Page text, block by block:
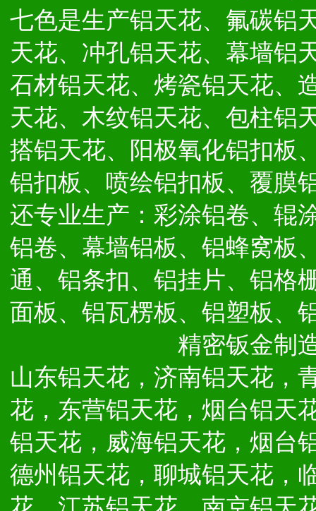
七色是生产铝天花、氟碳铝
天花、冲孔铝天花、幕墙铝
石材铝天花、烤瓷铝天花、
天花、木纹铝天花、包柱铝
搭铝天花、阳极氧化铝扣板
铝扣板、喷绘铝扣板、覆膜
还专业生产：彩涂铝卷、辊
铝卷、幕墙铝板、铝蜂窝板
通、铝条扣、铝挂片、铝格
面板、铝瓦楞板、铝塑板、
精密钣金制
山东铝天花，济南铝天花，
花，东营铝天花，烟台铝天
铝天花，威海铝天花，烟台
德州铝天花，聊城铝天花，